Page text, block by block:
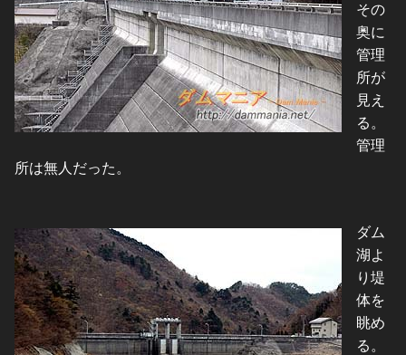
その
奥に
管理
所が
見え
る。
管理
所は無人だった。
ダム
湖よ
り堤
体を
眺め
る。